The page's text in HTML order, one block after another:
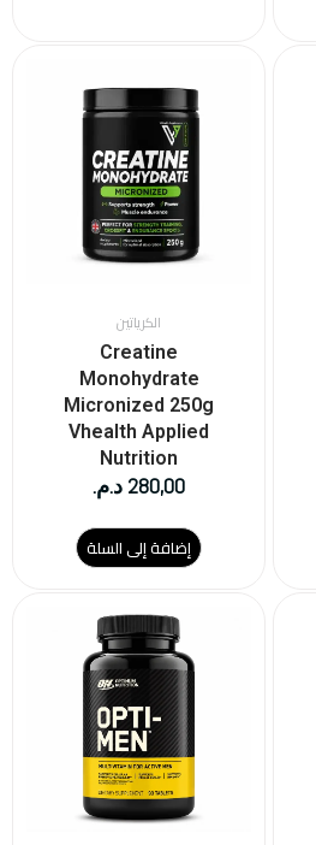
الكرياتين
Creatine
Monohydrate
Micronized 250g
Vhealth Applied
Nutrition
280,00 د.م.
إضافة إلى السلة